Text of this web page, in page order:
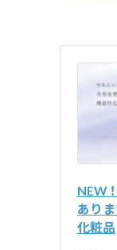
NEW
あり
化粧品